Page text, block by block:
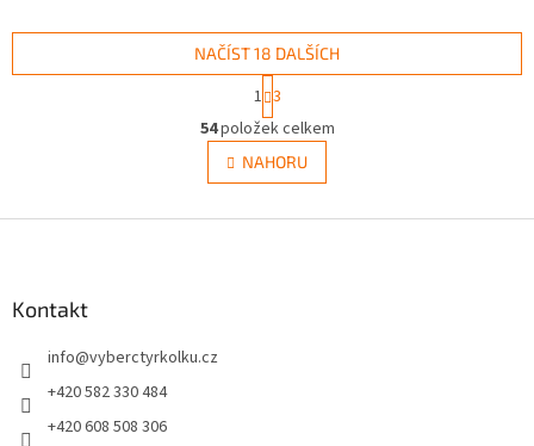
O
v
l
á
NAČÍST 18 DALŠÍCH
t
r
á
n
k
v
1 3
54položek celkem
NAHORU
Kontakt
info@vyberctyrkolku.cz
+420 582 330 484
+420 608 508 306